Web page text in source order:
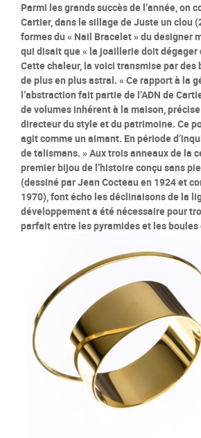
Parmi les grands succès de l’année, on
Cartier, dans le sillage de Juste un clou
formes du « Nail Bracelet » du designer
qui disait que « la joaillerie doit dégager
Cette chaleur, la voici transmise par des
de plus en plus astral. « Ce rapport à la
l’abstraction fait partie de l’ADN de
de volumes inhérent à la maison,
directeur du style et du patrimoine. Ce
agit comme un aimant. En période
de talismans. » Aux trois anneaux de la
premier bijou de l’histoire conçu sans
(dessiné par Jean Cocteau en 1924 et
1970), font écho les déclinaisons de la
développement a été nécessaire pour
parfait entre les pyramides et les boules